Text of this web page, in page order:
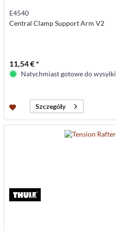
E4540
Central Clamp Support Arm V2
11,54 € *
Natychmiast gotowe do wysyłki
Szczegóły